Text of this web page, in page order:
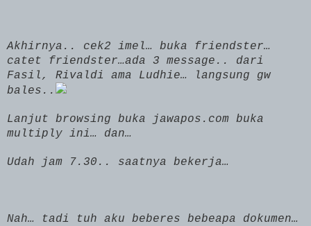
Akhirnya.. cek2 imel… buka friendster…
catet friendster…ada 3 message.. dari
Fasil, Rivaldi ama Ludhie… langsung gw
bales..
Lanjut browsing buka jawapos.com buka
multiply ini… dan…
Udah jam 7.30.. saatnya bekerja…
Nah… tadi tuh aku beberes bebeapa dokumen…